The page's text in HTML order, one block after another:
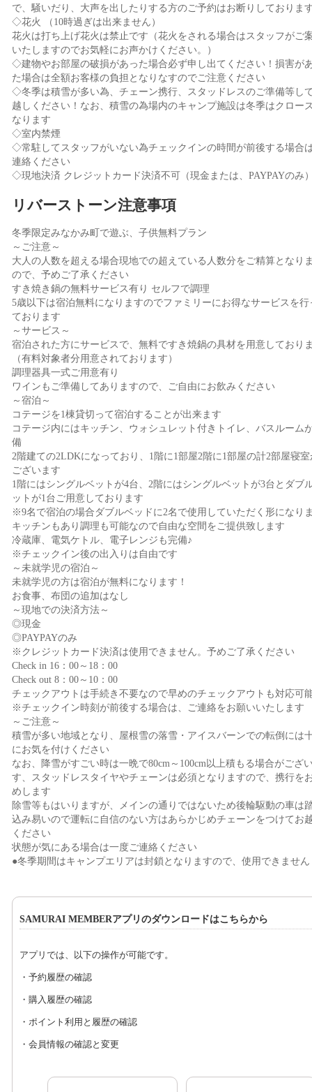
で、騒いだり、大声を出したりする方のご予約はお断りしておりま
◇花火 （10時過ぎは出来ません）
花火は打ち上げ花火は禁止です（花火をされる場合はスタッフがご
いたしますのでお気軽にお声かけください。）
◇建物やお部屋の破損があった場合必ず申し出てください！損害が
た場合は全額お客様の負担となりなすのでご注意ください
◇冬季は積雪が多い為、チェーン携行、スタッドレスのご準備等し
越しください！なお、積雪の為場内のキャンプ施設は冬季はクロー
なります
◇室内禁煙
◇常駐してスタッフがいない為チェックインの時間が前後する場合
連絡ください
◇現地決済 クレジットカード決済不可（現金または、PAYPAYのみ
リバーストーン注意事項
冬季限定みなかみ町で遊ぶ、子供無料プラン
～ご注意～
大人の人数を超える場合現地での超えている人数分をご精算となり
ので、予めご了承ください
すき焼き鍋の無料サービス有り セルフで調理
5歳以下は宿泊無料になりますのでファミリーにお得なサービスを行
ております
～サービス～
宿泊された方にサービスで、無料ですき焼鍋の具材を用意しており
（有料対象者分用意されております）
調理器具一式ご用意有り
ワインもご準備してありますので、ご自由にお飲みください
～宿泊～
コテージを1棟貸切って宿泊することが出来ます
コテージ内にはキッチン、ウォシュレット付きトイレ、バスルーム
備
2階建ての2LDKになっており、1階に1部屋2階に1部屋の計2部屋寝室
ございます
1階にはシングルベットが4台、2階にはシングルベットが3台とダブ
ットが1台ご用意しております
※9名で宿泊の場合ダブルベッドに2名で使用していただく形になり
キッチンもあり調理も可能なので自由な空間をご提供致します
冷蔵庫、電気ケトル、電子レンジも完備♪
※チェックイン後の出入りは自由です
～未就学児の宿泊～
未就学児の方は宿泊が無料になります！
お食事、布団の追加はなし
～現地での決済方法～
◎現金
◎PAYPAYのみ
※クレジットカード決済は使用できません。予めご了承ください
Check in 16：00～18：00
Check out 8：00～10：00
チェックアウトは手続き不要なので早めのチェックアウトも対応可
※チェックイン時刻が前後する場合は、ご連絡をお願いいたします
～ご注意～
積雪が多い地域となり、屋根雪の落雪・アイスバーンでの転倒には
にお気を付けください
なお、降雪がすごい時は一晩で80cm～100cm以上積もる場合がござ
す、スタッドレスタイヤやチェーンは必須となりますので、携行を
めします
除雪等もはいりますが、メインの通りではないため後輪駆動の車は
込み易いので運転に自信のない方はあらかじめチェーンをつけてお
ください
状態が気にある場合は一度ご連絡ください
●冬季期間はキャンプエリアは封鎖となりますので、使用できません
SAMURAI MEMBERアプリのダウンロードはこちらから
アプリでは、以下の操作が可能です。
・予約履歴の確認
・購入履歴の確認
・ポイント利用と履歴の確認
・会員情報の確認と変更